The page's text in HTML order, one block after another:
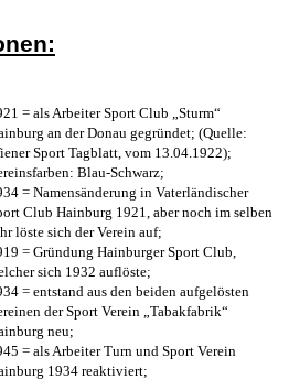
= als Arbeiter Sport Club „Sturm“
an der Donau gegründet; (Quelle:
Sport Tagblatt, vom 13.04.1922);
Blau-Schwarz;
= Namensänderung in Vaterländischer
Club Hainburg 1921, aber noch im selben
löste sich der Verein auf;
= Gründung Hainburger Sport Club,
sich 1932 auflöste;
= entstand aus den beiden aufgelösten
der Sport Verein „Tabakfabrik“
neu;
= als Arbeiter Turn und Sport Verein
1934 reaktiviert;